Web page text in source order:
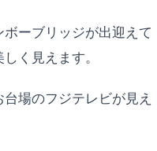
ーブリッジが出迎えて
く見えます。
場のフジテレビが見え